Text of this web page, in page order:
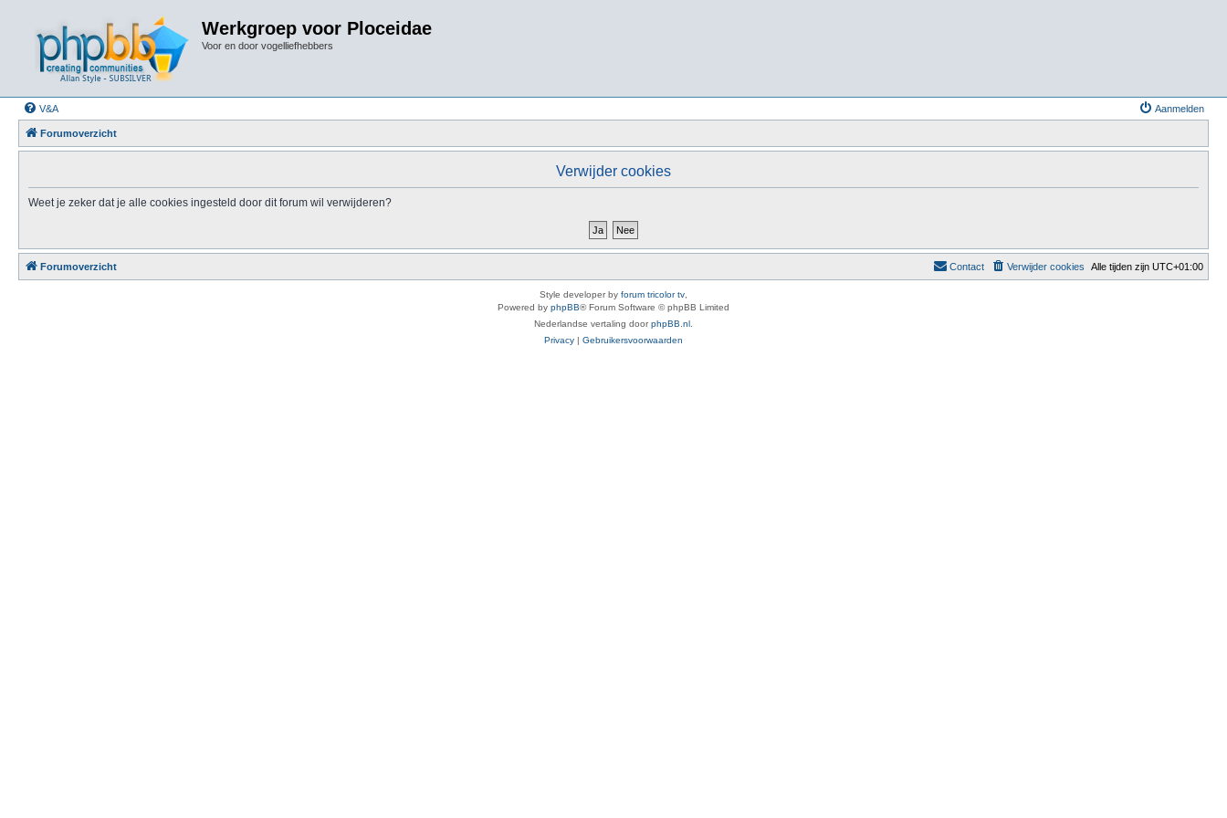
Werkgroep voor Ploceidae
Voor en door vogelliefhebbers
V&A Aanmelden
Forumoverzicht
Verwijder cookies
Weet je zeker dat je alle cookies ingesteld door dit forum wil verwijderen?
Forumoverzicht Alle tijden zijn UTC+01:00
Verwijder cookies
Contact
Style developer by forum tricolor tv
Powered by phpBB® Forum Software © phpBB Limited
Nederlandse vertaling doorphpBB.nl
Privacy | Gebruikersvoorwaarden